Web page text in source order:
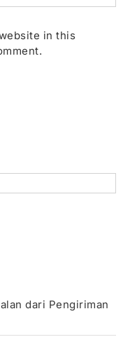
in this
dari Pengiriman